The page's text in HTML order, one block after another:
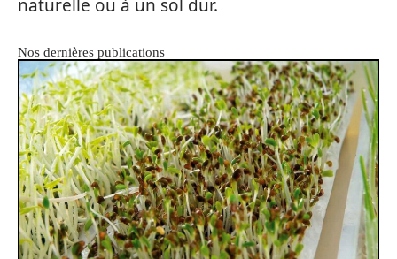
naturelle ou à un sol dur.
Nos dernières publications